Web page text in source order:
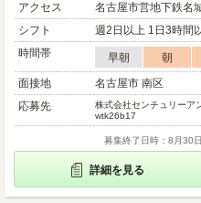
アクセス
名古屋市営地下鉄名
シフト
週2日以上 1日3時間
時間帯
早朝 朝
面接地
名古屋市 南区
応募先
株式会社センチュリーア
wtk26b17
募集終了日時：8月30日
詳細を見る